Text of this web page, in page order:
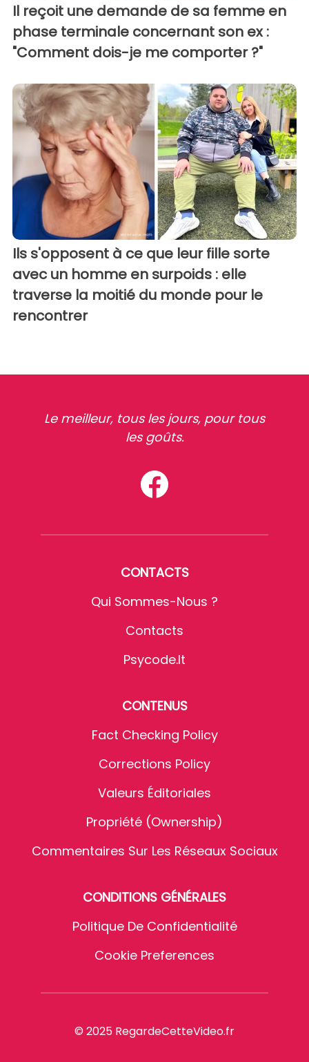
Il reçoit une demande de sa femme en
phase terminale concernant son ex :
"Comment dois-je me comporter ?"
Ils s'opposent à ce que leur fille sorte
avec un homme en surpoids : elle
traverse la moitié du monde pour le
rencontrer
Le meilleur, tous les jours, pour tous
les goûts.
CONTACTS
Qui Sommes-Nous ?
Contacts
Psycode.it
CONTENUS
Fact Checking Policy
Corrections Policy
Valeurs Éditoriales
Propriété (Ownership)
Commentaires Sur Les Réseaux Sociaux
CONDITIONS GÉNÉRALES
Politique De Confidentialité
Cookie Preferences
© 2025 RegardeCetteVideo.fr